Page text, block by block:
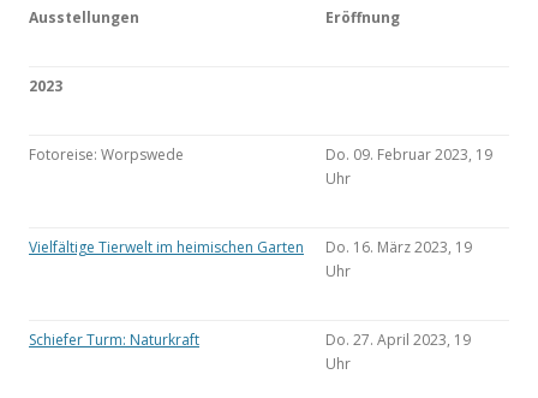
Ausstellungen Eröffnung
2023
Fotoreise: Worpswede
Do. 09. Februar 2023, 19
Uhr
Vielfältige Tierwelt im heimischen Garten
Do. 16. März 2023, 19
Uhr
Schiefer Turm: Naturkraft
Do. 27. April 2023, 19
Uhr